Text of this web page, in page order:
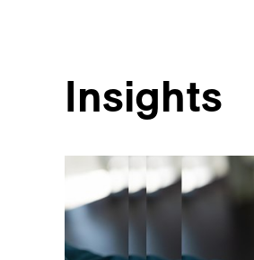
Insights